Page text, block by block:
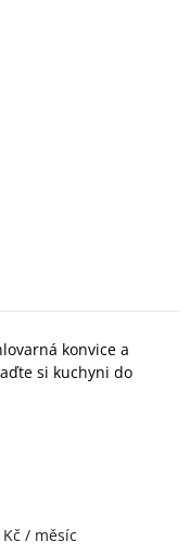
konvice a
si kuchyni do
/ měsíc